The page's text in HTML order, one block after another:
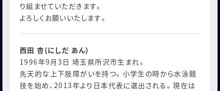
り組ませていただきます。
よろしくお願いいたします。
西田 杏(にしだ あん)
1996年9月3日 埼玉県所沢市生まれ。
先天的な上下肢障がいを持つ。 小学生の時から水泳競
技を始め、2013年より日本代表に選出される。現在は